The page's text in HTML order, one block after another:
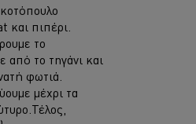
πιπέρι.
το
από το τηγάνι και
φωτιά.
μέχρι τα